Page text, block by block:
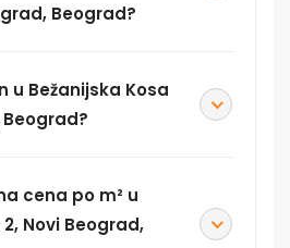
Beograd?
u Bežanijska Kosa
Beograd?
cena po m² u
Novi Beograd,